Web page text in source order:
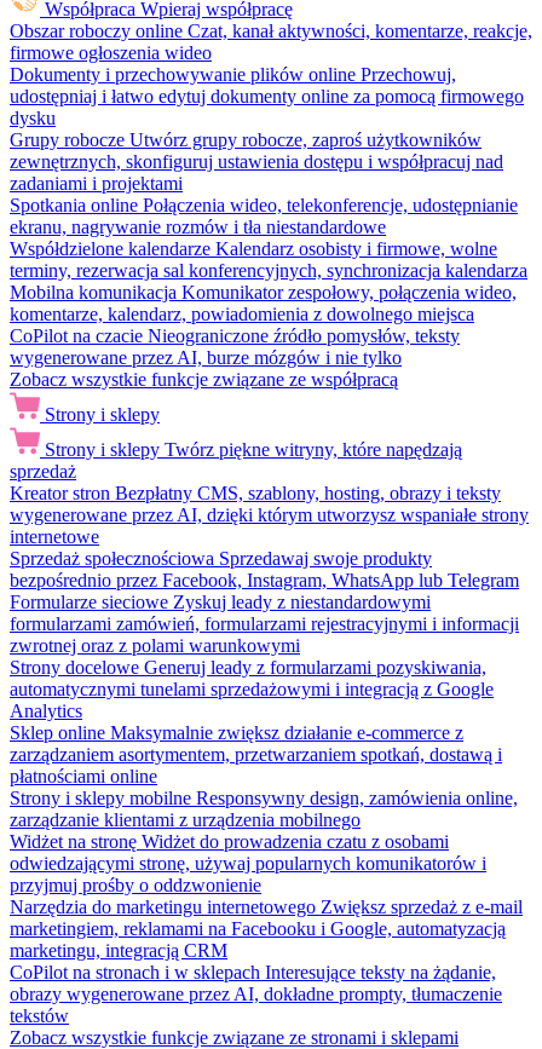
Współpraca Wpieraj współpracę
Obszar roboczy online Czat, kanał aktywności, komentarze, reakcje,
firmowe ogłoszenia wideo
Dokumenty i przechowywanie plików online Przechowuj,
udostępniaj i łatwo edytuj dokumenty online za pomocą firmowego
dysku
Grupy robocze Utwórz grupy robocze, zaproś użytkowników
zewnętrznych, skonfiguruj ustawienia dostępu i współpracuj nad
zadaniami i projektami
Spotkania online Połączenia wideo, telekonferencje, udostępnianie
ekranu, nagrywanie rozmów i tła niestandardowe
Współdzielone kalendarze Kalendarz osobisty i firmowe, wolne
terminy, rezerwacja sal konferencyjnych, synchronizacja kalendarza
Mobilna komunikacja Komunikator zespołowy, połączenia wideo,
komentarze, kalendarz, powiadomienia z dowolnego miejsca
CoPilot na czacie Nieograniczone źródło pomysłów, teksty
wygenerowane przez AI, burze mózgów i nie tylko
Zobacz wszystkie funkcje związane ze współpracą
Strony i sklepy
Strony i sklepy Twórz piękne witryny, które napędzają
sprzedaż
Kreator stron Bezpłatny CMS, szablony, hosting, obrazy i teksty
wygenerowane przez AI, dzięki którym utworzysz wspaniałe strony
internetowe
Sprzedaż społecznościowa Sprzedawaj swoje produkty
bezpośrednio przez Facebook, Instagram, WhatsApp lub Telegram
Formularze sieciowe Zyskuj leady z niestandardowymi
formularzami zamówień, formularzami rejestracyjnymi i informacji
zwrotnej oraz z polami warunkowymi
Strony docelowe Generuj leady z formularzami pozyskiwania,
automatycznymi tunelami sprzedażowymi i integracją z Google
Analytics
Sklep online Maksymalnie zwiększ działanie e-commerce z
zarządzaniem asortymentem, przetwarzaniem spotkań, dostawą i
płatnościami online
Strony i sklepy mobilne Responsywny design, zamówienia online,
zarządzanie klientami z urządzenia mobilnego
Widżet na stronę Widżet do prowadzenia czatu z osobami
odwiedzającymi stronę, używaj popularnych komunikatorów i
przyjmuj prośby o oddzwonienie
Narzędzia do marketingu internetowego Zwiększ sprzedaż z e-mail
marketingiem, reklamami na Facebooku i Google, automatyzacją
marketingu, integracją CRM
CoPilot na stronach i w sklepach Interesujące teksty na żądanie,
obrazy wygenerowane przez AI, dokładne prompty, tłumaczenie
tekstów
Zobacz wszystkie funkcje związane ze stronami i sklepami